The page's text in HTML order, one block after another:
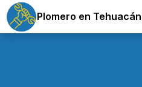
Plomero en